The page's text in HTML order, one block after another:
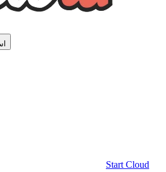
Start Cloud